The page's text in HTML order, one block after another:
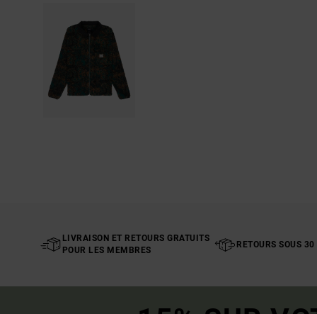
LIVRAISON ET RETOURS GRATUITS
POUR LES MEMBRES
RETOURS SOUS 30